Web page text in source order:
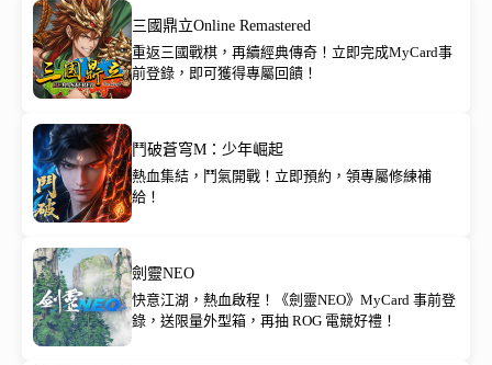
三國鼎立Online Remastered
重返三國戰棋，再續經典傳奇！立即完成MyCard事
前登錄，即可獲得專屬回饋！
鬥破蒼穹M：少年崛起
熱血集結，鬥氣開戰！立即預約，領專屬修練補
給！
劍靈NEO
快意江湖，熱血啟程！《劍靈NEO》MyCard 事前登
錄，送限量外型箱，再抽 ROG 電競好禮！